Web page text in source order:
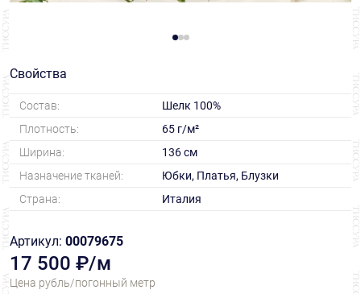
Свойства
Состав:
Шелк 100%
Плотность:
65 г/м²
Ширина:
136 см
Назначение тканей:
Юбки, Платья, Блузки
Страна:
Италия
Артикул: 00079675
17 500 ₽/м
Цена рубль/погонный метр